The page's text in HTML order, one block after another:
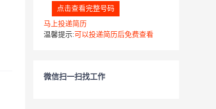
点击查看完整号码
马上投递简历
温馨提示: 可以投递简历后免费查看
微信扫一扫找工作